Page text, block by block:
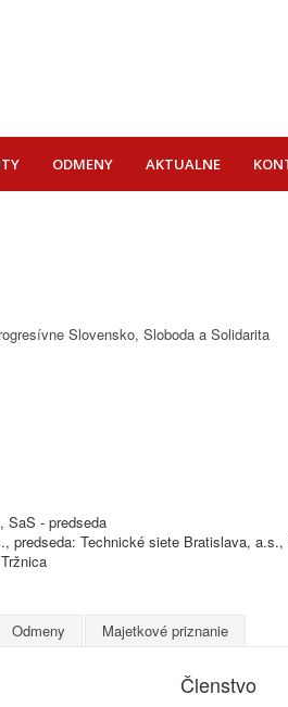
ODMENY AKTUALNE
Slovensko, Sloboda a Solidarita
SaS - predseda
predseda: Technické siete Bratislava,
Odmeny Majetkové priznanie
Členstvo